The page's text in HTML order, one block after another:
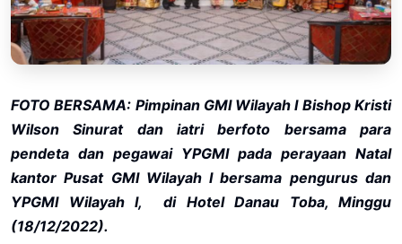
FOTO BERSAMA: Pimpinan GMI Wilayah I Bishop Kristi
Wilson Sinurat dan iatri berfoto bersama para
pendeta dan pegawai YPGMI pada perayaan Natal
kantor Pusat GMI Wilayah I bersama pengurus dan
YPGMI Wilayah I, di Hotel Danau Toba, Minggu
(18/12/2022).